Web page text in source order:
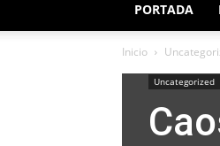
PORTADA
Inicio
Uncategorized